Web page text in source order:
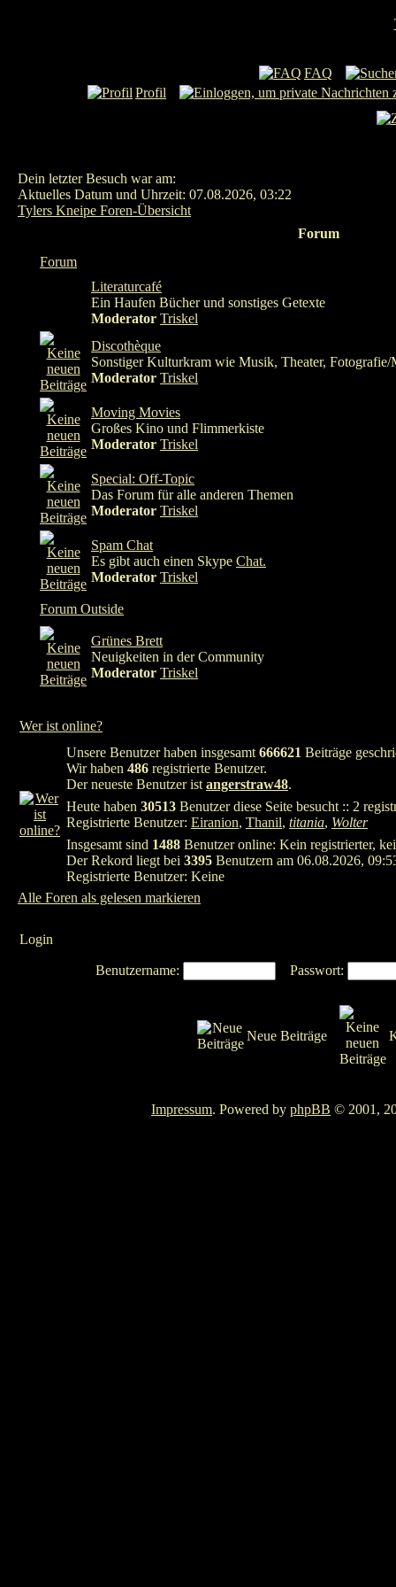
FAQ
Profil
Dein letzter Besuch war am:
Aktuelles Datum und Uhrzeit: 07.08.2026, 03:22
Tylers Kneipe Foren-Übersicht
Forum
Forum
Literaturcafé
Ein Haufen Bücher und sonstiges Getexte
Moderator Triskel
Discothèque
Sonstiger Kulturkram wie Musik, Theater, Fotografie/
Moderator Triskel
Moving Movies
Großes Kino und Flimmerkiste
Moderator Triskel
Special: Off-Topic
Das Forum für alle anderen Themen
Moderator Triskel
Spam Chat
Es gibt auch einen Skype Chat.
Moderator Triskel
Forum Outside
Grünes Brett
Neuigkeiten in der Community
Moderator Triskel
Wer ist online?
Unsere Benutzer haben insgesamt 666621 Beiträge
Wir haben 486 registrierte Benutzer.
Der neueste Benutzer ist angerstraw48.
Heute haben 30513 Benutzer diese Seite besucht :: 2
Registrierte Benutzer: Eiranion, Thanil, titania, Wolter
Insgesamt sind 1488 Benutzer online: Kein registrierter,
Der Rekord liegt bei 3395 Benutzern am 06.08.2026,
Registrierte Benutzer: Keine
Alle Foren als gelesen markieren
Login
Benutzername: Passwort:
Neue Beiträge
Impressum. Powered by phpBB © 2001,